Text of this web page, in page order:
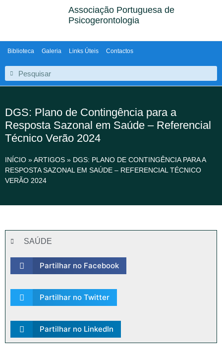
Associação Portuguesa de
Psicogerontologia
Biblioteca Galeria Links Úteis Contactos
DGS: Plano de Contingência para a
Resposta Sazonal em Saúde – Referencial
Técnico Verão 2024
INÍCIO »ARTIGOS » DGS: PLANO DE CONTINGÊNCIA PARA A
RESPOSTA SAZONAL EM SAÚDE – REFERENCIAL TÉCNICO
VERÃO 2024
SAÚDE
Partilhar no Facebook
Partilhar no Twitter
Partilhar no LinkedIn